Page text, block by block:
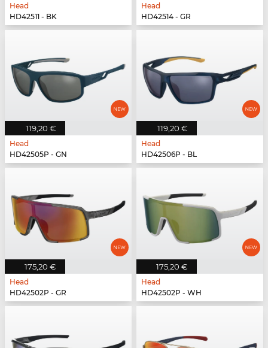
Head
HD42511 - BK
Head
HD42514 - GR
119,20 €
Head
HD42505P - GN
119,20 €
Head
HD42506P - BL
175,20 €
Head
HD42502P - GR
175,20 €
Head
HD42502P - WH